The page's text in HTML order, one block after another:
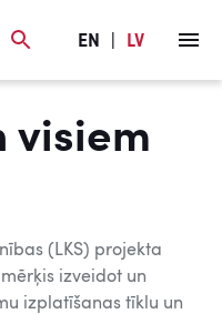
EN LV
visiem
(LKS) projekta
mērķis izveidot un
izplatīšanas tīklu un